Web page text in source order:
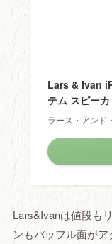
Lars & Ivan
テム スピー
ラース・アンド
Lars&Ivanは値段も
ンもバッフル面が